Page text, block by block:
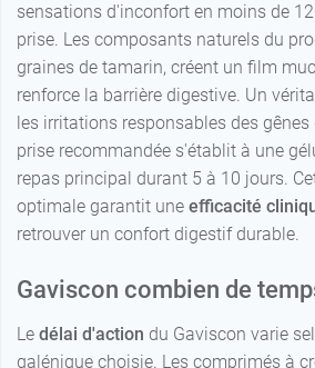
sensations d'inconfort en moins de
prise. Les composants naturels du
graines de tamarin, créent un film
renforce la barrière digestive. Un
les irritations responsables des
prise recommandée s'établit à une
repas principal durant 5 à 10 jours.
optimale garantit une efficacité
retrouver un confort digestif durable.
Gaviscon combien de
Le délai d'action du Gaviscon varie
galénique choisie. Les comprimés à